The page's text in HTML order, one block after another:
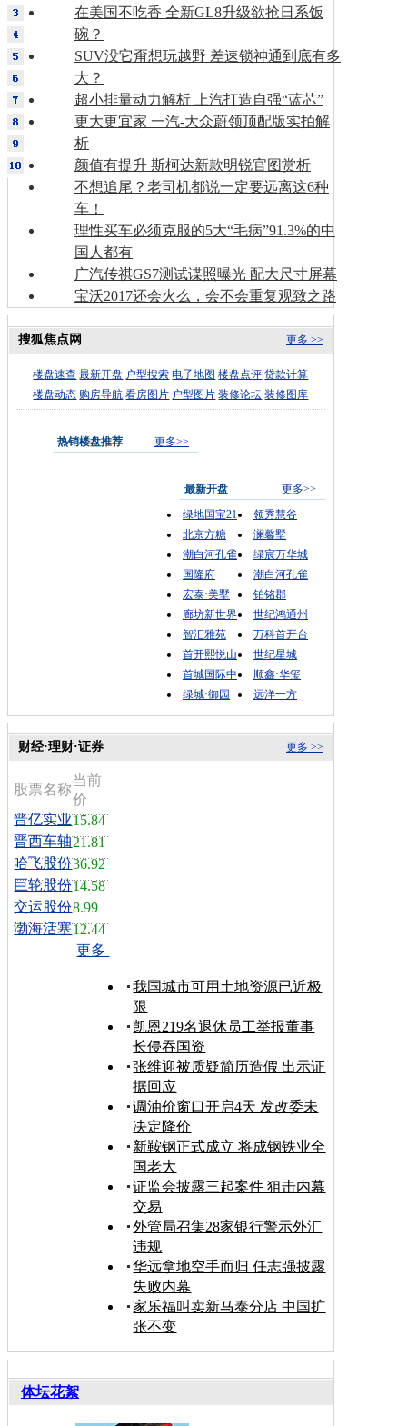
在美国不吃香 全新GL8升级欲抢日系饭
碗？
SUV没它甭想玩越野 差速锁神通到底有多
大？
超小排量动力解析 上汽打造自强“蓝芯”
更大更宜家 一汽-大众蔚领顶配版实拍解
析
颜值有提升 斯柯达新款明锐官图赏析
不想追尾？老司机都说一定要远离这6种
车！
理性买车必须克服的5大“毛病”91.3%的中
国人都有
广汽传祺GS7测试谍照曝光 配大尺寸屏幕
宝沃2017还会火么，会不会重复观致之路
更多 >>
搜狐焦点网
楼盘速查 最新开盘 户型搜索 电子地图 楼盘点评 贷款计算
楼盘动态 购房导航 看房图片 户型图片 装修论坛 装修图库
热销楼盘推荐 更多>>
最新开盘
更多>>
绿地国宝21
领秀慧谷
北京方糖
澜馨墅
潮白河孔雀
绿宸万华城
国隆府
潮白河孔雀
宏泰·美墅
铂铭郡
廊坊新世界
世纪鸿通州
智汇雅苑
万科首开台
首开熙悦山
世纪星城
首城国际中
顺鑫·华玺
绿城·御园
远洋一方
更多 >>
财经·理财·证券
股票名称
当前
价
晋亿实业15.84
晋西车轴21.81
哈飞股份36.92
巨轮股份14.58
交运股份8.99
渤海活塞12.44
更多
我国城市可用土地资源已近极
限
凯恩219名退休员工举报董事
长侵吞国资
张维迎被质疑简历造假 出示证
据回应
调油价窗口开启4天 发改委未
决定降价
新鞍钢正式成立 将成钢铁业全
国老大
证监会披露三起案件 狙击内幕
交易
外管局召集28家银行警示外汇
违规
华远拿地空手而归 任志强披露
失败内幕
家乐福叫卖新马泰分店 中国扩
张不变
体坛花絮